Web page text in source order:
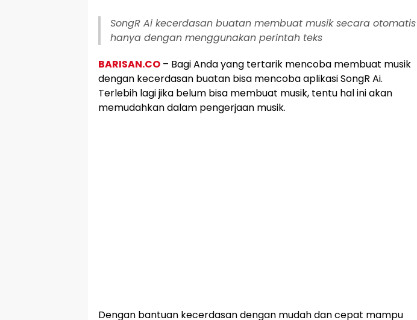
SongR Ai kecerdasan buatan membuat musik secara otomatis
hanya dengan menggunakan perintah teks
BARISAN.CO – Bagi Anda yang tertarik mencoba membuat musik
dengan kecerdasan buatan bisa mencoba aplikasi SongR Ai.
Terlebih lagi jika belum bisa membuat musik, tentu hal ini akan
memudahkan dalam pengerjaan musik.
Dengan bantuan kecerdasan dengan mudah dan cepat mampu